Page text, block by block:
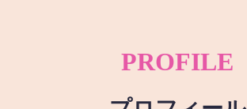
PROFILE